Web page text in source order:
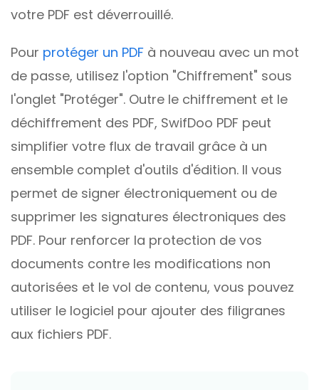
votre PDF est déverrouillé.
Pour protéger un PDF à nouveau avec un mot
de passe, utilisez l'option "Chiffrement" sous
l'onglet "Protéger". Outre le chiffrement et le
déchiffrement des PDF, SwifDoo PDF peut
simplifier votre flux de travail grâce à un
ensemble complet d'outils d'édition. Il vous
permet de signer électroniquement ou de
supprimer les signatures électroniques des
PDF. Pour renforcer la protection de vos
documents contre les modifications non
autorisées et le vol de contenu, vous pouvez
utiliser le logiciel pour ajouter des filigranes
aux fichiers PDF.